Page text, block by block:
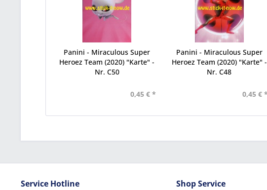
Panini - Miraculous Super
Heroez Team (2020) "Karte" -
Nr. C50
0,45 € *
Panini - Miraculous Super
Heroez Team (2020) "Karte" -
Nr. C48
0,45 € *
Service Hotline Shop Service